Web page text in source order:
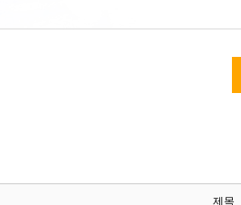
제목